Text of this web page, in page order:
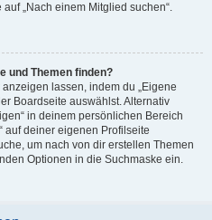
„Nach einem Mitglied suchen“.
und Themen finden?
lassen, indem du „Eigene
Boardseite auswählst. Alternativ
in deinem persönlichen Bereich
auf deiner eigenen Profilseite
um nach von dir erstellen Themen
Optionen in die Suchmaske ein.